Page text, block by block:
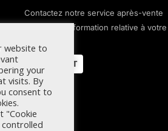
Contactez notre service après-vente
pour toute information relative à votre
CONTACT
website to
your
visits. By
consent to
"Cookie